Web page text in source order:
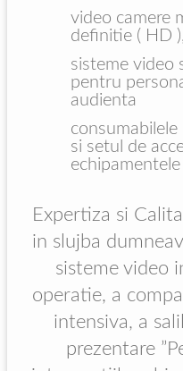
video camere
definitie ( HD
sisteme video
pentru
audienta
si setul de
Expertiza si
in slujba
sisteme video
operatie, a
intensiva, a
prezentare